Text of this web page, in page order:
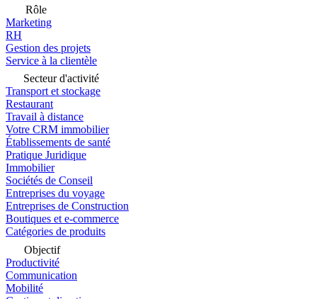
Rôle
Marketing
RH
Gestion des projets
Service à la clientèle
Secteur d'activité
Transport et stockage
Restaurant
Travail à distance
Votre CRM immobilier
Établissements de santé
Pratique Juridique
Immobilier
Sociétés de Conseil
Entreprises du voyage
Entreprises de Construction
Boutiques et e-commerce
Catégories de produits
Objectif
Productivité
Communication
Mobilité